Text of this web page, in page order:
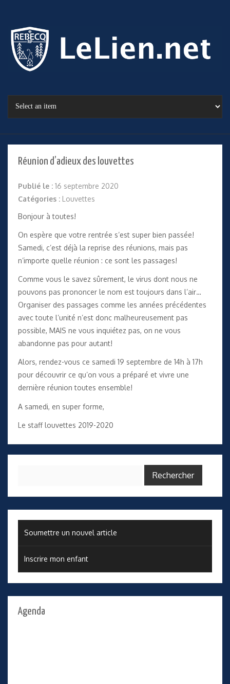
Réunion d’adieux des louvettes
Publié le : 16 septembre 2020
Catégories : Louvettes
Bonjour à toutes!
On espère que votre rentrée s’est super bien passée!
Samedi, c’est déjà la reprise des réunions, mais pas
n’importe quelle réunion : ce sont les passages!
Comme vous le savez sûrement, le virus dont nous ne
pouvons pas prononcer le nom est toujours dans l’air…
Organiser des passages comme les années précédentes
avec toute l’unité n’est donc malheureusement pas
possible, MAIS ne vous inquiétez pas, on ne vous
abandonne pas pour autant!
Alors, rendez-vous ce samedi 19 septembre de 14h à 17h
pour découvrir ce qu’on vous a préparé et vivre une
dernière réunion toutes ensemble!
A samedi, en super forme,
Le staff louvettes 2019-2020
Soumettre un nouvel article
Inscrire mon enfant
Agenda